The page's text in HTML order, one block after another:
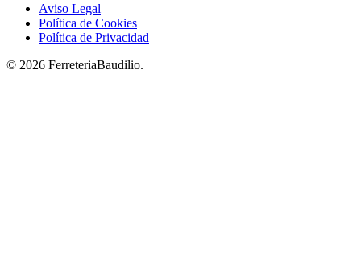
Aviso Legal
Política de Cookies
Política de Privacidad
© 2026 FerreteriaBaudilio.